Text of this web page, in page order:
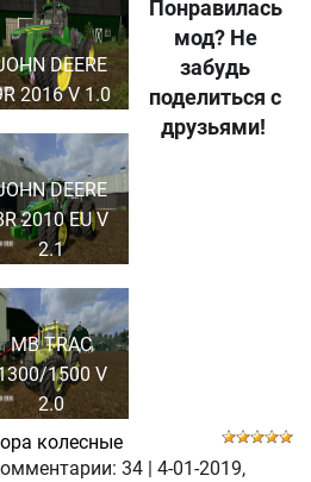
DEERE
2016 V 1.0
DEERE
2010 EU V
2.1
MB TRAC
1500 V
2.0
Понравилась
мод? Не
забудь
поделиться с
друзьями!
колесные
34
4-01-2019,